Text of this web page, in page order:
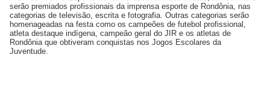
serão premiados profissionais da imprensa esporte de Rondônia, nas
categorias de televisão, escrita e fotografia. Outras categorias serão
homenageadas na festa como os campeões de futebol profissional,
atleta destaque indígena, campeão geral do JIR e os atletas de
Rondônia que obtiveram conquistas nos Jogos Escolares da
Juventude.